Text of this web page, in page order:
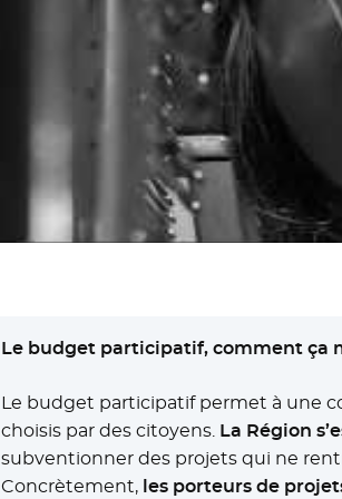
Le budget participatif, comment ça
Le budget participatif permet à une
choisis par des citoyens. La Région
subventionner des projets qui ne
Concrètement, les porteurs de